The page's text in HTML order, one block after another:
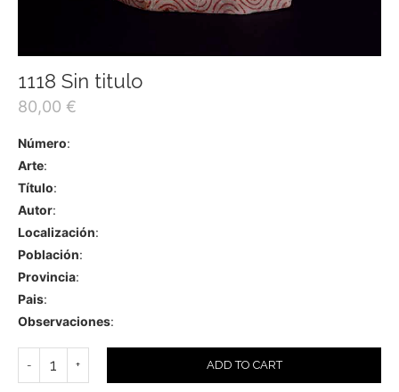
1118 Sin titulo
80,00 €
Número:
Arte:
Título:
Autor:
Localización:
Población:
Provincia:
Pais:
Observaciones:
ADD TO CART